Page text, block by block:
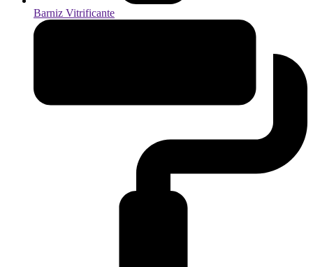
Barniz Vitrificante